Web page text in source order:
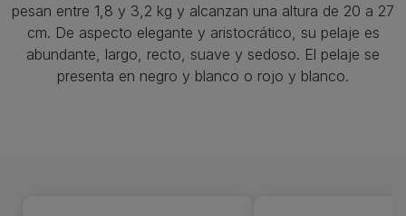
pesan entre 1,8 y 3,2 kg y alcanzan una altura de 20 a 27
cm. De aspecto elegante y aristocrático, su pelaje es
abundante, largo, recto, suave y sedoso. El pelaje se
presenta en negro y blanco o rojo y blanco.